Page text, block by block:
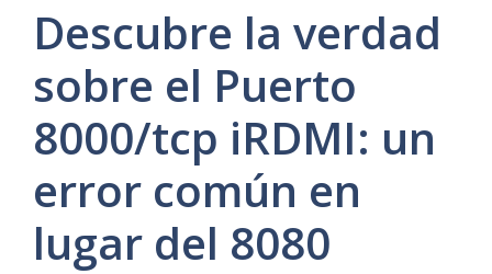
Descubre la verdad
sobre el Puerto
8000/tcp iRDMI: un
error común en
lugar del 8080